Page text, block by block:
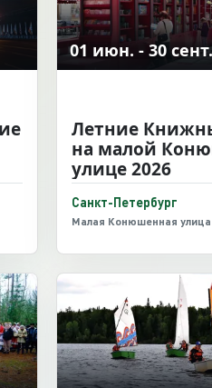
01 июн. - 30
Летние
на малой
улице 2026
Санкт-Петербург
Малая Конюшенная улица